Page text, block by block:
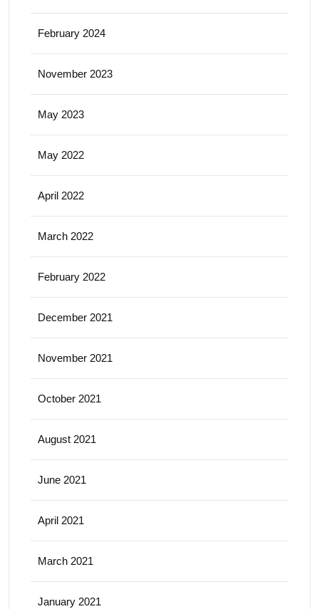
February 2024
November 2023
May 2023
May 2022
April 2022
March 2022
February 2022
December 2021
November 2021
October 2021
August 2021
June 2021
April 2021
March 2021
January 2021